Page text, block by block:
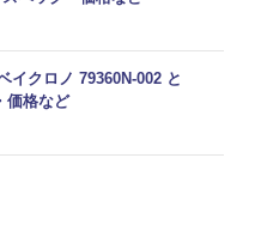
イクロノ 79360N-002 と
価格など